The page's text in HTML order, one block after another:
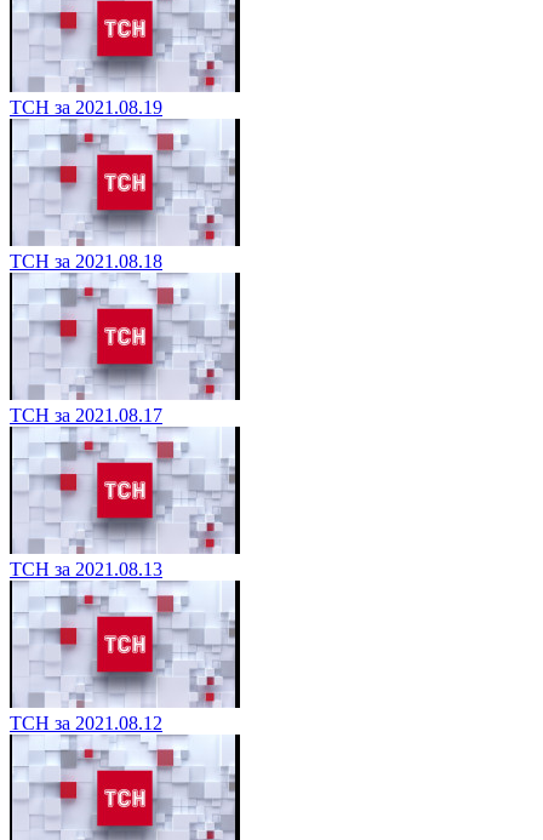
ТСН за 2021.08.19
ТСН за 2021.08.18
ТСН за 2021.08.17
ТСН за 2021.08.13
ТСН за 2021.08.12